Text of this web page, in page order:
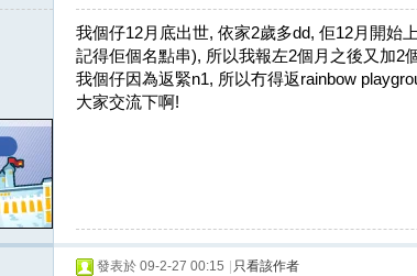
我個仔12月底出世, 依家2歲多dd, 佢12月開始
記得佢個名點串), 所以我報左2個月之後又加2
我個仔因為返緊n1, 所以冇得返rainbow
大家交流下啊!
發表於 09-2-27 00:15 只看該作者